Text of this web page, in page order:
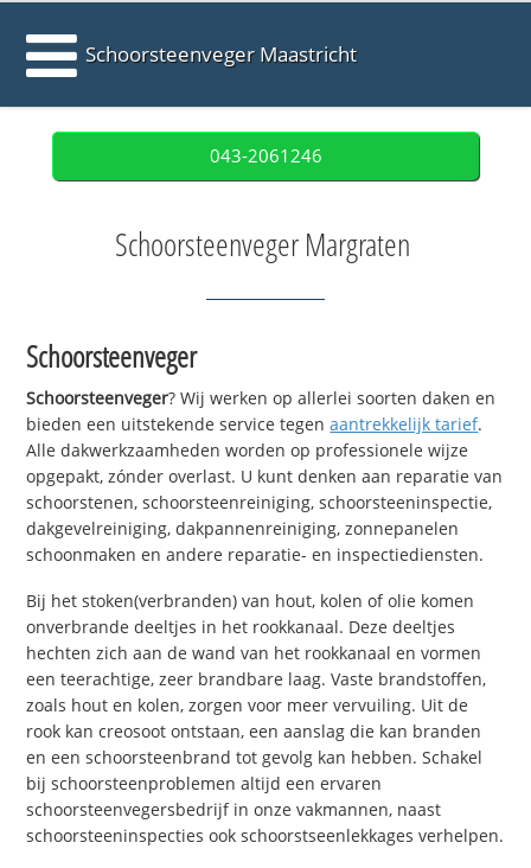
Schoorsteenveger Maastricht
043-2061246
Schoorsteenveger Margraten
Schoorsteenveger
Schoorsteenveger? Wij werken op allerlei soorten daken en
bieden een uitstekende service tegenaantrekkelijk tarief.
Alle dakwerkzaamheden worden op professionele wijze
opgepakt, zónder overlast. U kunt denken aan reparatie van
schoorstenen, schoorsteenreiniging, schoorsteeninspectie,
dakgevelreiniging, dakpannenreiniging, zonnepanelen
schoonmaken en andere reparatie- en inspectiediensten.
Bij het stoken(verbranden) van hout, kolen of olie komen
onverbrande deeltjes in het rookkanaal. Deze deeltjes
hechten zich aan de wand van het rookkanaal en vormen
een teerachtige, zeer brandbare laag. Vaste brandstoffen,
zoals hout en kolen, zorgen voor meer vervuiling. Uit de
rook kan creosoot ontstaan, een aanslag die kan branden
en een schoorsteenbrand tot gevolg kan hebben. Schakel
bij schoorsteenproblemen altijd een ervaren
schoorsteenvegersbedrijf in onze vakmannen, naast
schoorsteeninspecties ook schoorstseenlekkages verhelpen.